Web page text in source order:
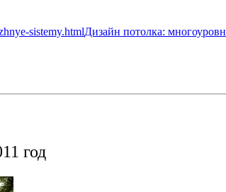
Дизайн потолка:
год